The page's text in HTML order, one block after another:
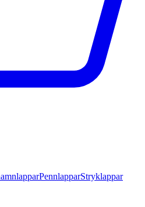
PennlapparStryklappar